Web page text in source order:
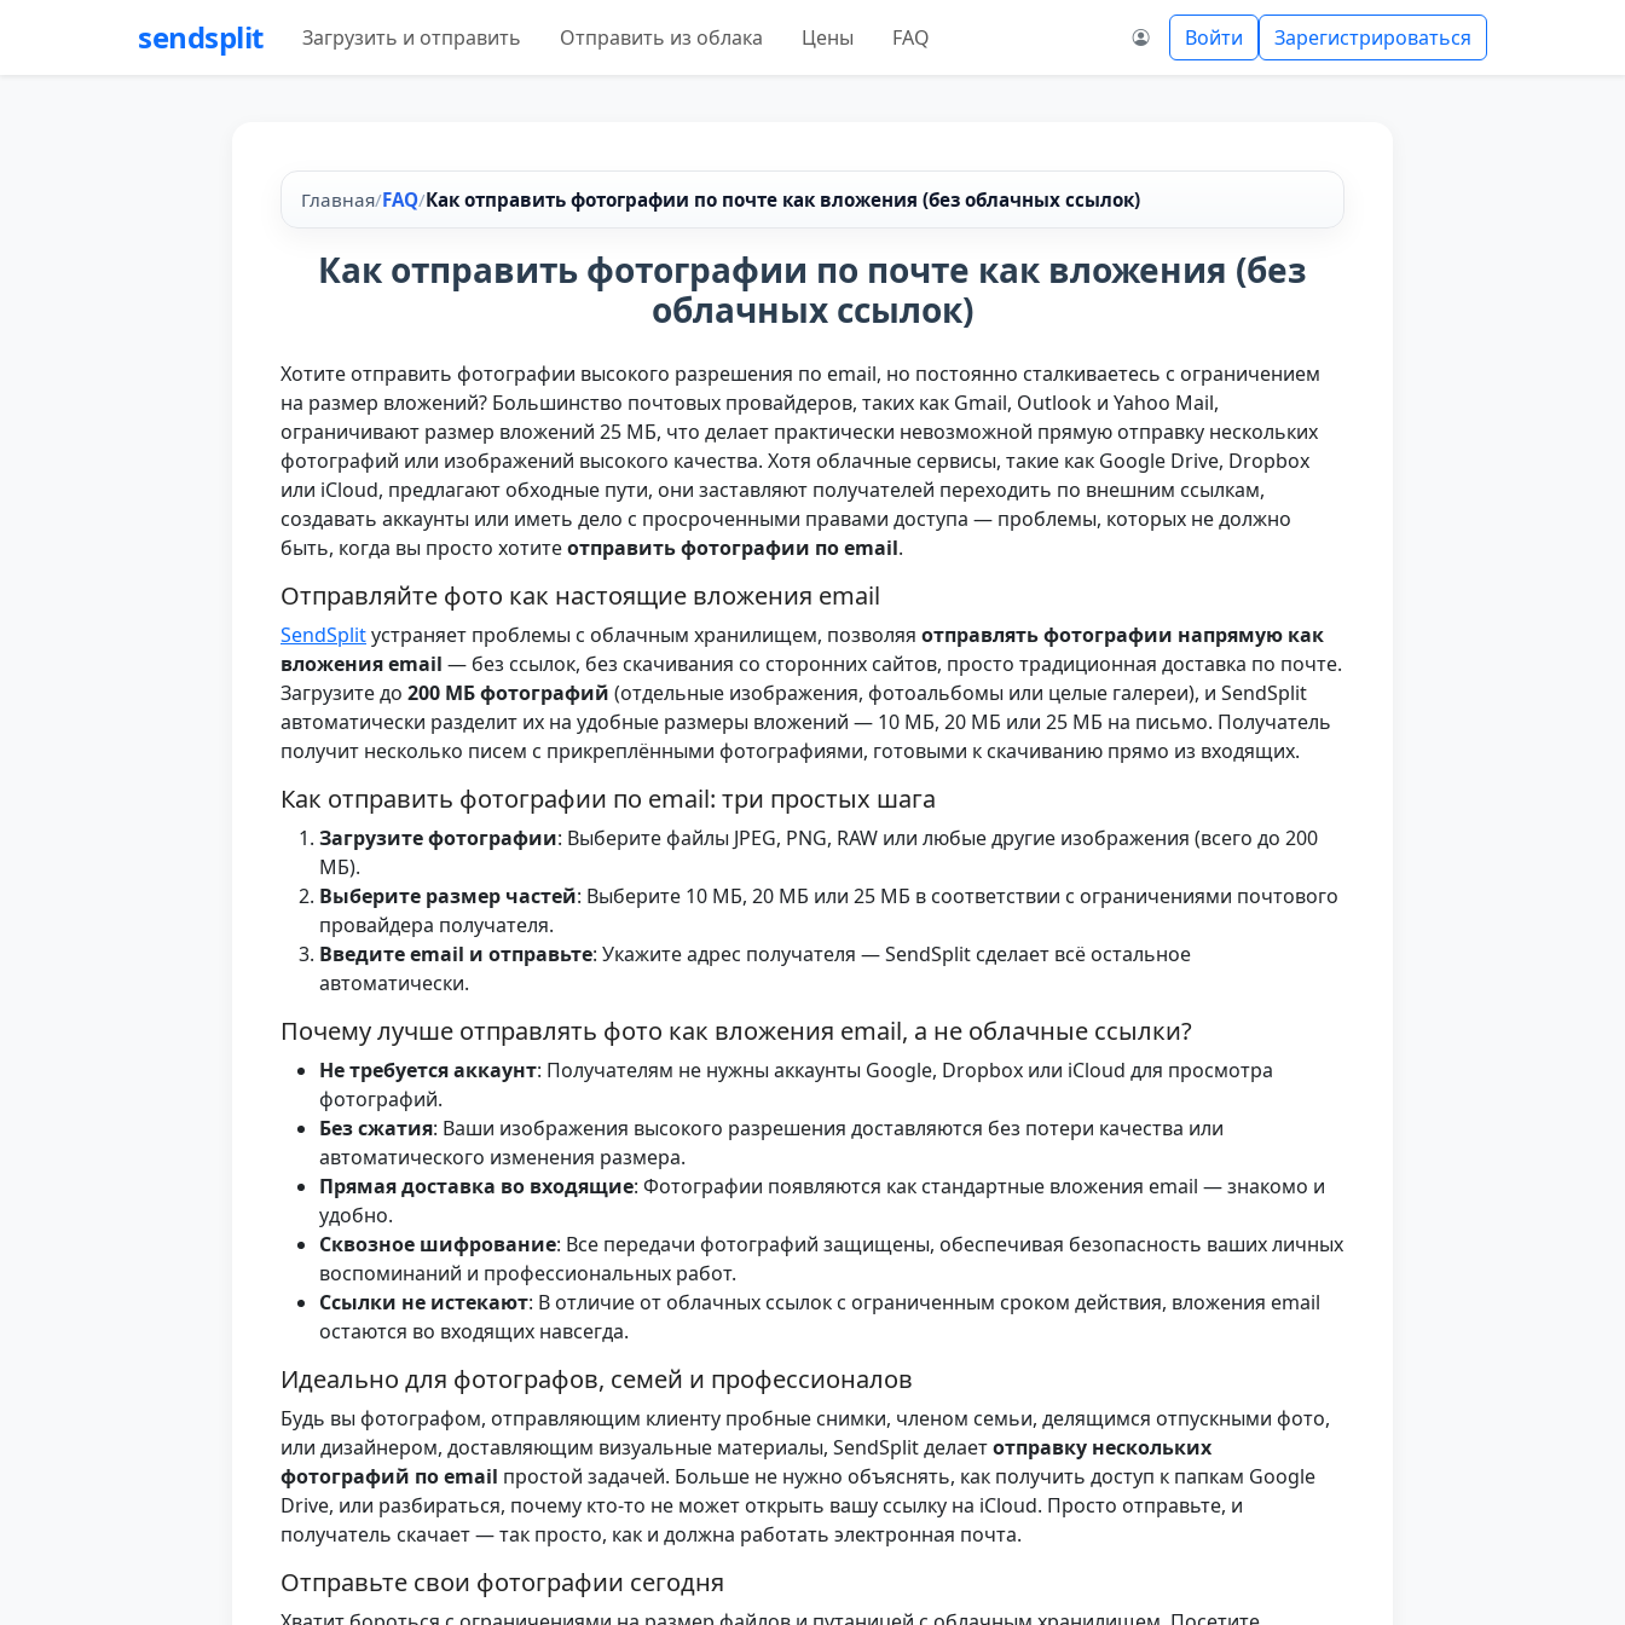
sendsplit Загрузить и отправить Отправить из облака Цены FAQ Войти Зарегистрироваться
Главная/FAQ/Как отправить фотографии по почте как вложения (без облачных ссылок)
Как отправить фотографии по почте как вложения (без
облачных ссылок)
Хотите отправить фотографии высокого разрешения по email, но постоянно сталкиваетесь с ограничением
на размер вложений? Большинство почтовых провайдеров, таких как Gmail, Outlook и Yahoo Mail,
ограничивают размер вложений 25 МБ, что делает практически невозможной прямую отправку нескольких
фотографий или изображений высокого качества. Хотя облачные сервисы, такие как Google Drive, Dropbox
или iCloud, предлагают обходные пути, они заставляют получателей переходить по внешним ссылкам,
создавать аккаунты или иметь дело с просроченными правами доступа — проблемы, которых не должно
быть, когда вы просто хотитеотправить фотографии по email.
Отправляйте фото как настоящие вложения email
SendSplitустраняет проблемы с облачным хранилищем, позволяя отправлять фотографии напрямую как
вложения email — без ссылок, без скачивания со сторонних сайтов, просто традиционная доставка по почте.
Загрузите до 200 МБ фотографий (отдельные изображения, фотоальбомы или целые галереи), и SendSplit
автоматически разделит их на удобные размеры вложений — 10 МБ, 20 МБ или 25 МБ на письмо. Получатель
получит несколько писем с прикреплёнными фотографиями, готовыми к скачиванию прямо из входящих.
Как отправить фотографии по email: три простых шага
Загрузите фотографии: Выберите файлы JPEG, PNG, RAW или любые другие изображения (всего до 200
МБ).
Выберите размер частей: Выберите 10 МБ, 20 МБ или 25 МБ в соответствии с ограничениями почтового
провайдера получателя.
Введите email и отправьте: Укажите адрес получателя — SendSplit сделает всё остальное
автоматически.
Почему лучше отправлять фото как вложения email, а не облачные ссылки?
Не требуется аккаунт: Получателям не нужны аккаунты Google, Dropbox или iCloud для просмотра
фотографий.
Без сжатия: Ваши изображения высокого разрешения доставляются без потери качества или
автоматического изменения размера.
Прямая доставка во входящие: Фотографии появляются как стандартные вложения email — знакомо и
удобно.
Сквозное шифрование: Все передачи фотографий защищены, обеспечивая безопасность ваших личных
воспоминаний и профессиональных работ.
Ссылки не истекают: В отличие от облачных ссылок с ограниченным сроком действия, вложения email
остаются во входящих навсегда.
Идеально для фотографов, семей и профессионалов
Будь вы фотографом, отправляющим клиенту пробные снимки, членом семьи, делящимся отпускными фото,
или дизайнером, доставляющим визуальные материалы, SendSplit делаетотправку нескольких
фотографий по email простой задачей. Больше не нужно объяснять, как получить доступ к папкам Google
Drive, или разбираться, почему кто-то не может открыть вашу ссылку на iCloud. Просто отправьте, и
получатель скачает — так просто, как и должна работать электронная почта.
Отправьте свои фотографии сегодня